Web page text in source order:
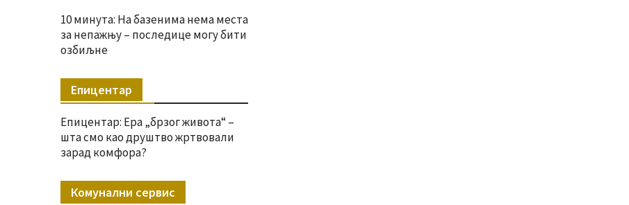
10 минута: На базенима нема места
за непажњу – последице могу бити
озбиљне
Епицентар
Епицентар: Ера „брзог живота“ –
шта смо као друштво жртвовали
зарад комфора?
Комунални сервис